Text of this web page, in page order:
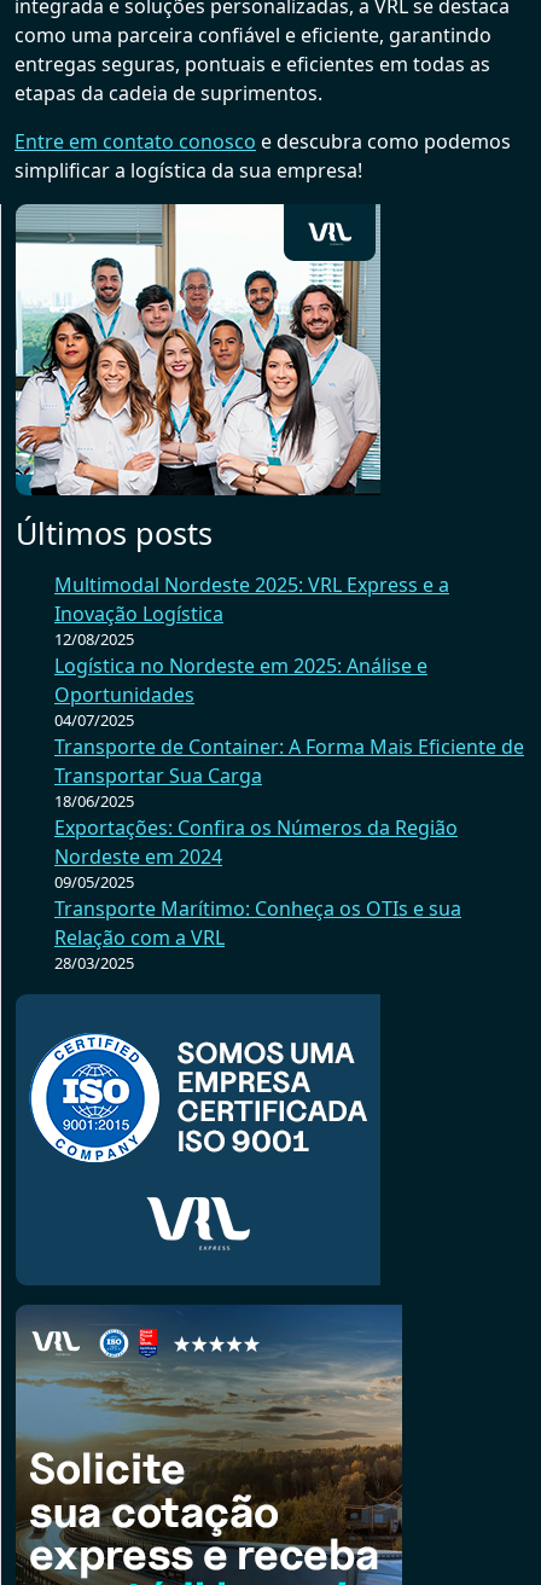
integrada e soluções personalizadas, a VRL se destaca
como uma parceira confiável e eficiente, garantindo
entregas seguras, pontuais e eficientes em todas as
etapas da cadeia de suprimentos.
Entre em contato conosco e descubra como podemos
simplificar a logística da sua empresa!
Últimos posts
Multimodal Nordeste 2025: VRL Express e a
Inovação Logística
12/08/2025
Logística no Nordeste em 2025: Análise e
Oportunidades
04/07/2025
Transporte de Container: A Forma Mais Eficiente de
Transportar Sua Carga
18/06/2025
Exportações: Confira os Números da Região
Nordeste em 2024
09/05/2025
Transporte Marítimo: Conheça os OTIs e sua
Relação com a VRL
28/03/2025